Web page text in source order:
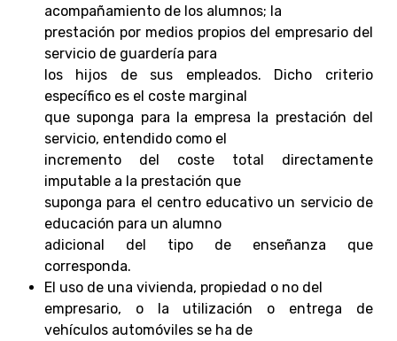
acompañamiento de los alumnos; la
prestación por medios propios del empresario del
servicio de guardería para
los hijos de sus empleados. Dicho criterio
específico es el coste marginal
que suponga para la empresa la prestación del
servicio, entendido como el
incremento del coste total directamente
imputable a la prestación que
suponga para el centro educativo un servicio de
educación para un alumno
adicional del tipo de enseñanza que
corresponda.
El uso de una vivienda, propiedad o no del
empresario, o la utilización o entrega de
vehículos automóviles se ha de